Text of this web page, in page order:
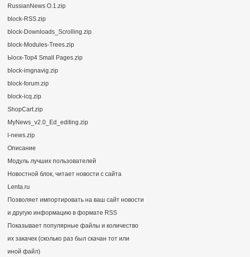
RussianNews O.1.zip
block-RSS.zip
block-Downloads_Scrolling.zip
block-Modules-Trees.zip
Ыоск-Тор4 Small Pages.zip
block-imgnavig.zip
block-forum.zip
block-icq.zip
ShopCart.zip
MyNews_v2.0_Ed_editing.zip
l-news.zip
Описание
Модуль лучших пользователей
Новостной блок, читает новости с сайта
Lenta.ru
Позволяет импортировать на ваш сайт новости
и другую информацию в формате RSS
Показывает популярные файлы и количество
их закачек (сколько раз был скачан тот или
иной файл)